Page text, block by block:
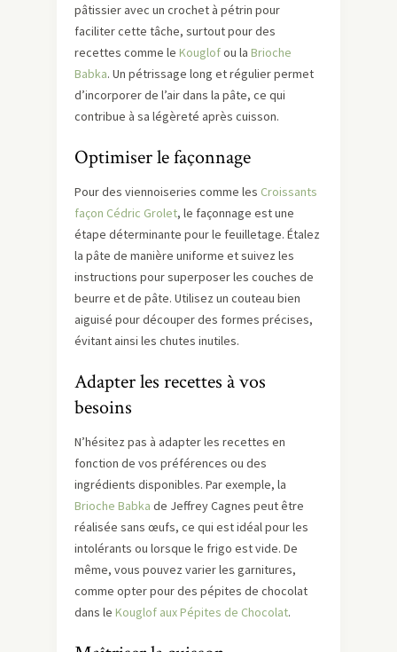
pâtissier avec un crochet à pétrin pour
faciliter cette tâche, surtout pour des
recettes comme le Kouglofou la Brioche
Babka. Un pétrissage long et régulier permet
d’incorporer de l’air dans la pâte, ce qui
contribue à sa légèreté après cuisson.
Optimiser le façonnage
Pour des viennoiseries comme les Croissants
façon Cédric Grolet, le façonnage est une
étape déterminante pour le feuilletage. Étalez
la pâte de manière uniforme et suivez les
instructions pour superposer les couches de
beurre et de pâte. Utilisez un couteau bien
aiguisé pour découper des formes précises,
évitant ainsi les chutes inutiles.
Adapter les recettes à vos
besoins
N’hésitez pas à adapter les recettes en
fonction de vos préférences ou des
ingrédients disponibles. Par exemple, la
Brioche Babka de Jeffrey Cagnes peut être
réalisée sans œufs, ce qui est idéal pour les
intolérants ou lorsque le frigo est vide. De
même, vous pouvez varier les garnitures,
comme opter pour des pépites de chocolat
dans le Kouglof aux Pépites de Chocolat.